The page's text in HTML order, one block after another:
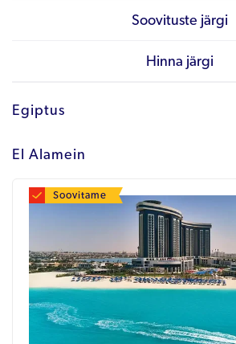
Soovituste järgi
Hinna järgi
Egiptus
El Alamein
Soovitame